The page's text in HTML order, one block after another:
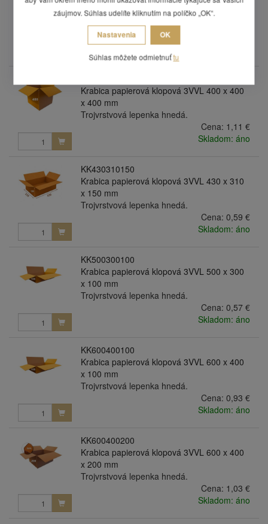
x 300 mm
Trojvrstvová lepenka hnedá.
Krabica papierová klopová 3VVL 400 x 400
x 400 mm
Trojvrstvová lepenka hnedá.
Cena: 1,11 €
Skladom: áno
KK430310150
Krabica papierová klopová 3VVL 430 x 310
x 150 mm
Trojvrstvová lepenka hnedá.
Cena: 0,59 €
Skladom: áno
KK500300100
Krabica papierová klopová 3VVL 500 x 300
x 100 mm
Trojvrstvová lepenka hnedá.
Cena: 0,57 €
Skladom: áno
KK600400100
Krabica papierová klopová 3VVL 600 x 400
x 100 mm
Trojvrstvová lepenka hnedá.
Cena: 0,93 €
Skladom: áno
KK600400200
Krabica papierová klopová 3VVL 600 x 400
x 200 mm
Trojvrstvová lepenka hnedá.
Cena: 1,03 €
Skladom: áno
záujmov. Súhlas udelíte kliknutím na políčko „OK“.
Nastavenia OK
Súhlas môžete odmietnuťtu